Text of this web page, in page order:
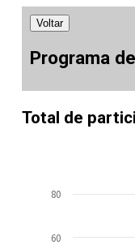
Voltar
Programa
Total de
60
80